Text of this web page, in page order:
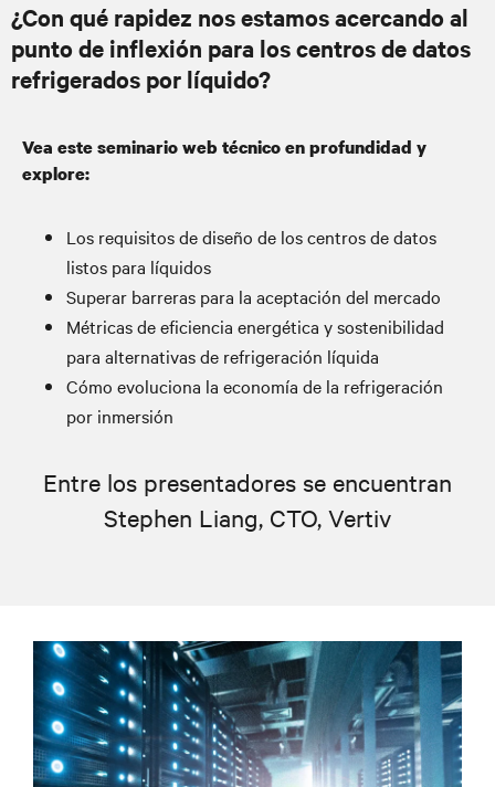
¿Con qué rapidez nos estamos acercando al
punto de inflexión para los centros de datos
refrigerados por líquido?
Vea este seminario web técnico en profundidad y
explore:
Los requisitos de diseño de los centros de datos
listos para líquidos
Superar barreras para la aceptación del mercado
Métricas de eficiencia energética y sostenibilidad
para alternativas de refrigeración líquida
Cómo evoluciona la economía de la refrigeración
por inmersión
Entre los presentadores se encuentran
Stephen Liang, CTO, Vertiv